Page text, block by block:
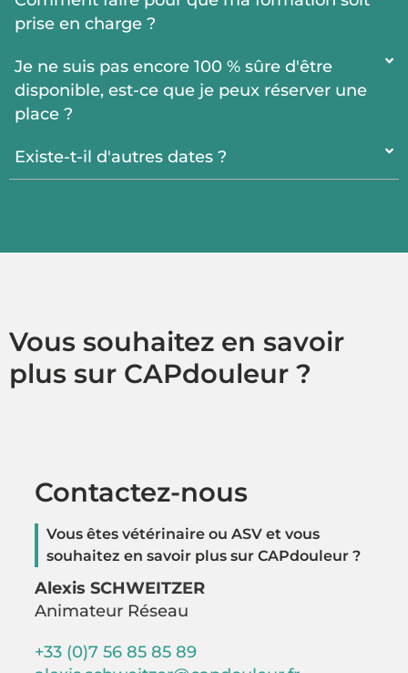
prise en charge ?
Je ne suis pas encore 100 % sûre d'être
disponible, est-ce que je peux réserver une
place ?
Existe-t-il d'autres dates ?
Vous souhaitez en savoir
plus sur CAPdouleur ?
Contactez-nous
Vous êtes vétérinaire ou ASV et vous
souhaitez en savoir plus sur CAPdouleur ?
Alexis SCHWEITZER
Animateur Réseau
+33 (0)7 56 85 85 89